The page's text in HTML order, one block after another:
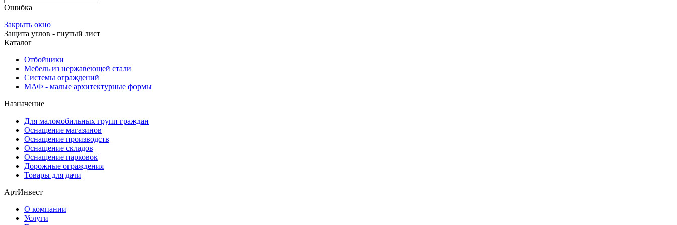
Ошибка
Закрыть окно
Защита углов - гнутый лист
Каталог
Отбойники
Мебель из нержавеющей стали
Системы ограждений
МАФ - малые архитектурные формы
Назначение
Для маломобильных групп граждан
Оснащение магазинов
Оснащение производств
Оснащение складов
Оснащение парковок
Дорожные ограждения
Товары для дачи
АртИнвест
О компании
Услуги